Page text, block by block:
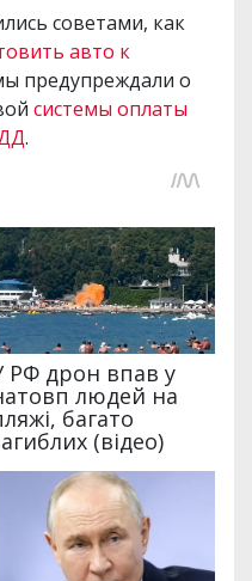
советами, как
авто к
предупреждали о
системы оплаты
.